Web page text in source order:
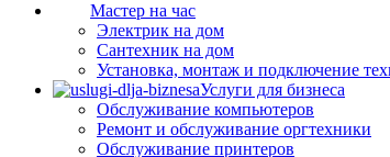
Мастер на час
Электрик на дом
Сантехник на дом
Установка, монтаж и подключение
Услуги для бизнеса
Обслуживание компьютеров
Ремонт и обслуживание оргтехники
Обслуживание принтеров